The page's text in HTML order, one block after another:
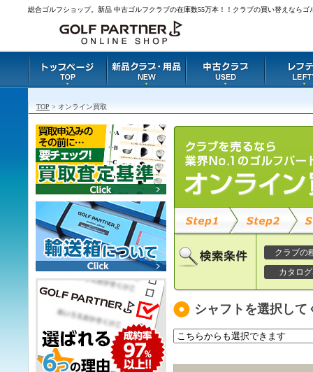
総合ゴルフショップ。新品 中古ゴルフクラブの在庫数55万本！！クラブの買い替えなら
TOP > オンライン買取
クラブの
カタロ
シャフトを選択して